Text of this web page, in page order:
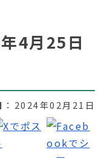
4月25日
2024年02月21日